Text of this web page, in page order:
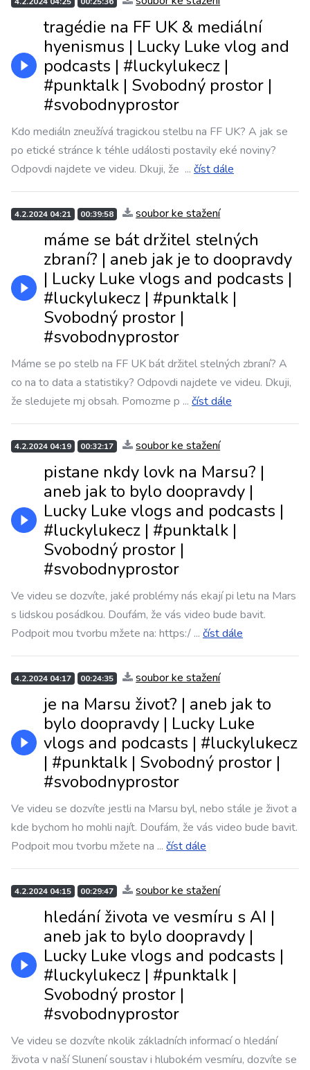
tragédie na FF UK & mediální
hyenismus | Lucky Luke vlog and
podcasts | #luckylukecz |
#punktalk | Svobodný prostor |
#svobodnyprostor
Kdo mediáln zneužívá tragickou stelbu na FF UK? A jak se
po etické stránce k téhle události postavily eké noviny?
Odpovdi najdete ve videu. Dkuji, že ... číst dále
4.2.2024 04:21 00:39:58 soubor ke stažení
máme se bát držitel stelných
zbraní? | aneb jak je to doopravdy
| Lucky Luke vlogs and podcasts |
#luckylukecz | #punktalk |
Svobodný prostor |
#svobodnyprostor
Máme se po stelb na FF UK bát držitel stelných zbraní? A
co na to data a statistiky? Odpovdi najdete ve videu. Dkuji,
že sledujete mj obsah. Pomozme p ... číst dále
4.2.2024 04:19 00:32:17 soubor ke stažení
pistane nkdy lovk na Marsu? |
aneb jak to bylo doopravdy |
Lucky Luke vlogs and podcasts |
#luckylukecz | #punktalk |
Svobodný prostor |
#svobodnyprostor
Ve videu se dozvíte, jaké problémy nás ekají pi letu na Mars
s lidskou posádkou. Doufám, že vás video bude bavit.
Podpoit mou tvorbu mžete na: https:/ ... číst dále
4.2.2024 04:17 00:24:35 soubor ke stažení
je na Marsu život? | aneb jak to
bylo doopravdy | Lucky Luke
vlogs and podcasts | #luckylukecz
| #punktalk | Svobodný prostor |
#svobodnyprostor
Ve videu se dozvíte jestli na Marsu byl, nebo stále je život a
kde bychom ho mohli najít. Doufám, že vás video bude bavit.
Podpoit mou tvorbu mžete na ... číst dále
4.2.2024 04:15 00:29:47 soubor ke stažení
hledání života ve vesmíru s AI |
aneb jak to bylo doopravdy |
Lucky Luke vlogs and podcasts |
#luckylukecz | #punktalk |
Svobodný prostor |
#svobodnyprostor
Ve videu se dozvíte nkolik základních informací o hledání
života v naší Slunení soustav i hlubokém vesmíru, dozvíte se